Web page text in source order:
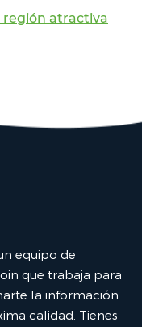
región atractiva
equipo de
que trabaja para
la información
calidad. Tienes